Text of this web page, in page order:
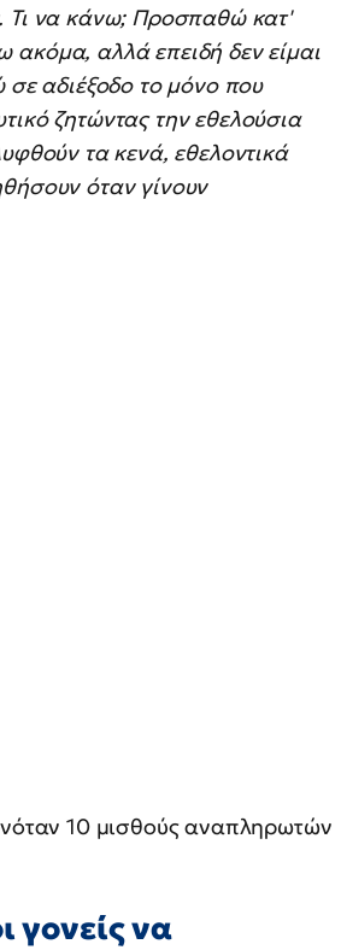
Τι να κάνω; Προσπαθώ κατ'
αλλά επειδή δεν είμαι
αδιέξοδο το μόνο που
ζητώντας την εθελούσια
τα κενά, εθελοντικά
όταν γίνουν
10 μισθούς αναπληρωτών
γονείς να